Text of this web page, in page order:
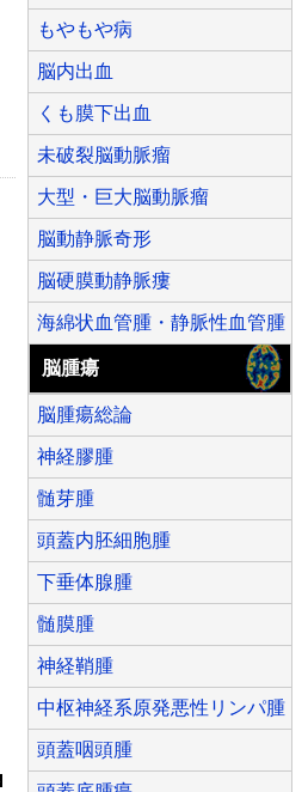
もやもや病
脳内出血
くも膜下出血
未破裂脳動脈瘤
大型・巨大脳動脈瘤
脳動静脈奇形
脳硬膜動静脈瘻
海綿状血管腫・静脈性血管腫
脳腫瘍
脳腫瘍総論
神経膠腫
髄芽腫
頭蓋内胚細胞腫
下垂体腺腫
髄膜腫
神経鞘腫
中枢神経系原発悪性リンパ腫
頭蓋咽頭腫